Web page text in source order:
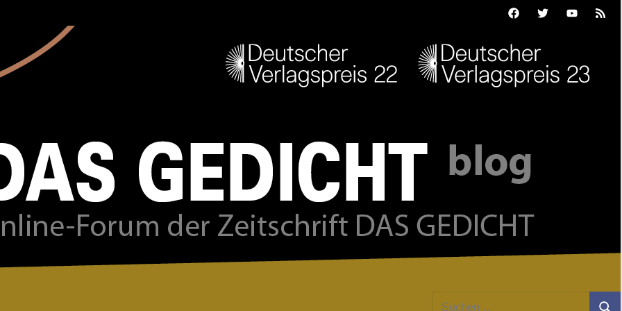
FacebookTwitterYoutubeFeed
Suchen